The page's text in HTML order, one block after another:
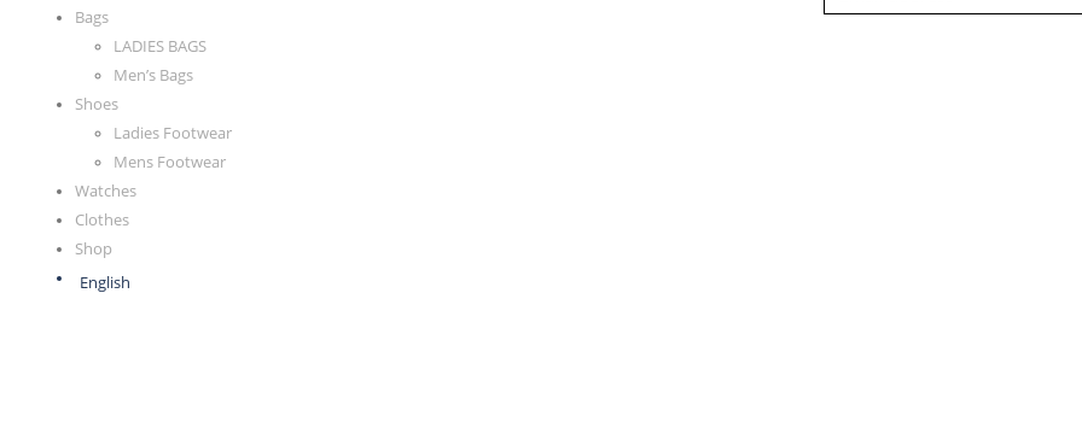
Bags
LADIES BAGS
Men’s Bags
Shoes
Ladies Footwear
Mens Footwear
Watches
Clothes
Shop
English